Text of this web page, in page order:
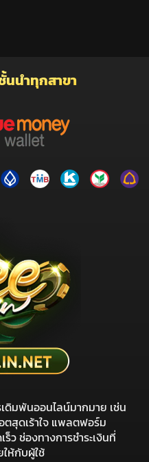
นนำทุกสาขา
ดิมพันออนไลน์มากมาย เช่น
ตสุดเร้าใจ แพลตฟอร์ม
ว ช่องทางการชำระเงินที่
ห้กับผู้ใช้